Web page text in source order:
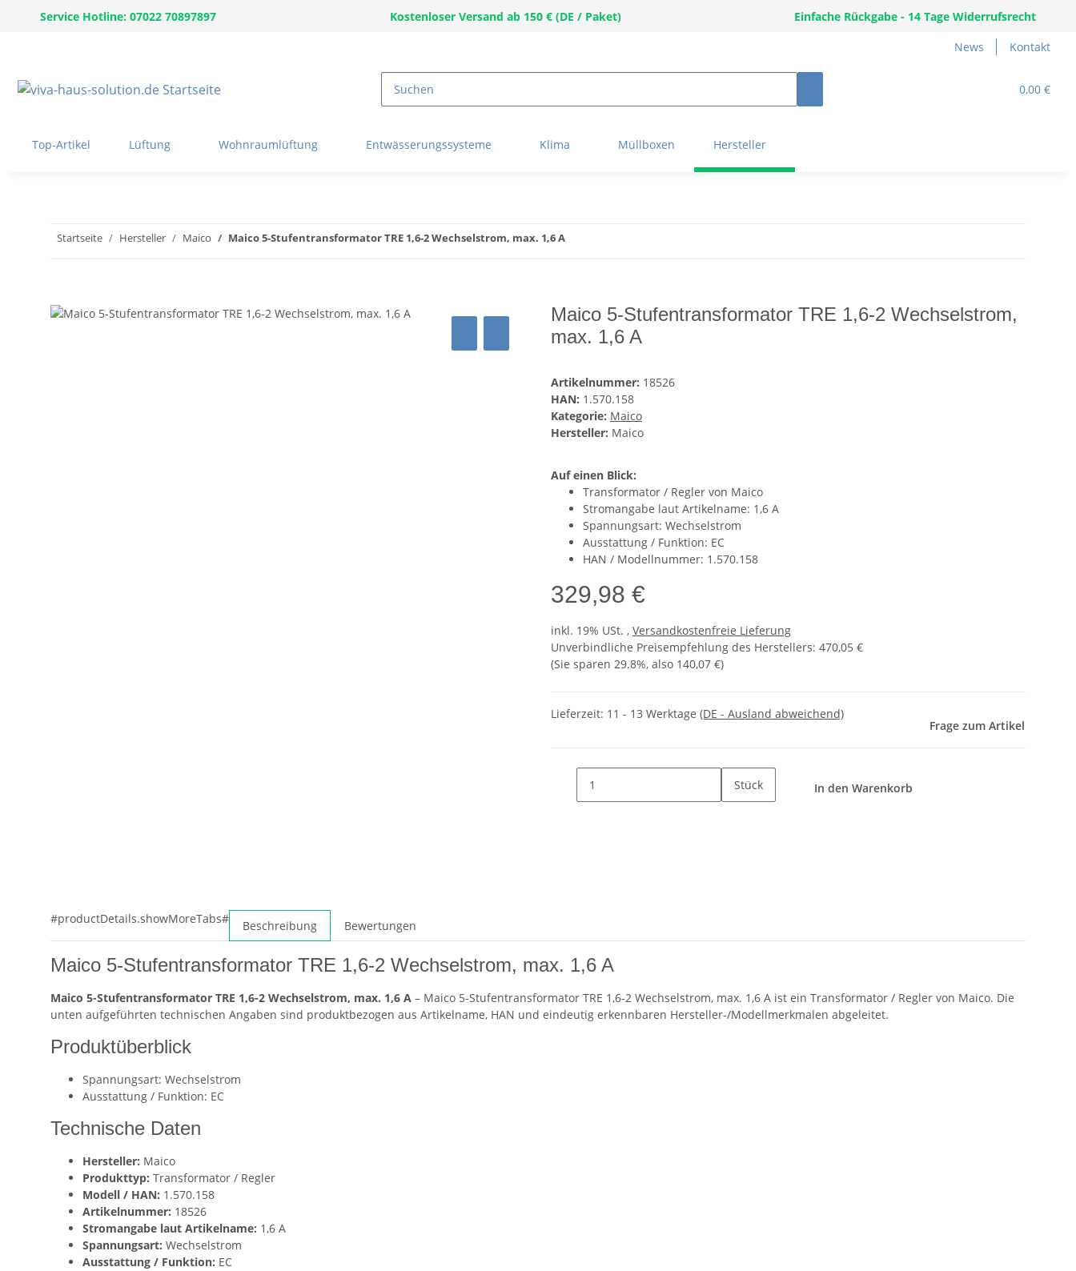
Service Hotline: 07022 70897897 Kostenloser Versand ab 150 € (DE / Paket) Einfache Rückgabe - 14 Tage Widerrufsrecht
News Kontakt
0,00 €
Top-Artikel Lüftung Wohnraumlüftung Entwässerungssysteme Klima Müllboxen Hersteller
Startseite Hersteller Maico Maico 5-Stufentransformator TRE 1,6-2 Wechselstrom, max. 1,6 A
Maico 5-Stufentransformator TRE 1,6-2 Wechselstrom,
max. 1,6 A
Artikelnummer: 18526
HAN: 1.570.158
Kategorie: Maico
Hersteller: Maico
Auf einen Blick:
Transformator / Regler von Maico
Stromangabe laut Artikelname: 1,6 A
Spannungsart: Wechselstrom
Ausstattung / Funktion: EC
HAN / Modellnummer: 1.570.158
329,98 €
inkl. 19% USt. , Versandkostenfreie Lieferung
Unverbindliche Preisempfehlung des Herstellers: 470,05 €
(Sie sparen 29.8%, also 140,07 €)
Lieferzeit: 11 - 13 Werktage (DE - Ausland abweichend)
Frage zum Artikel
Stück In den Warenkorb
#productDetails.showMoreTabs# Beschreibung Bewertungen
Maico 5-Stufentransformator TRE 1,6-2 Wechselstrom, max. 1,6 A
Maico 5-Stufentransformator TRE 1,6-2 Wechselstrom, max. 1,6 A – Maico 5-Stufentransformator TRE 1,6-2 Wechselstrom, max. 1,6 A ist ein Transformator / Regler von Maico. Die
unten aufgeführten technischen Angaben sind produktbezogen aus Artikelname, HAN und eindeutig erkennbaren Hersteller-/Modellmerkmalen abgeleitet.
Produktüberblick
Spannungsart: Wechselstrom
Ausstattung / Funktion: EC
Technische Daten
Hersteller: Maico
Produkttyp: Transformator / Regler
Modell / HAN: 1.570.158
Artikelnummer: 18526
Stromangabe laut Artikelname: 1,6 A
Spannungsart: Wechselstrom
Ausstattung / Funktion: EC